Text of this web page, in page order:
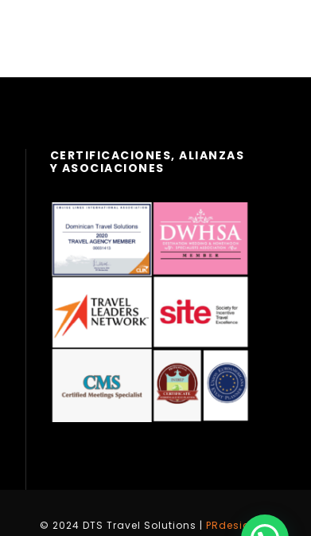
CERTIFICACIONES, ALIANZAS
Y ASOCIACIONES
© 2024 DTS Travel Solutions | PRdesign